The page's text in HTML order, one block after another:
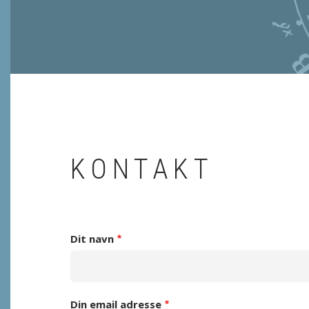
KONTAKT
Dit navn
Din email adresse